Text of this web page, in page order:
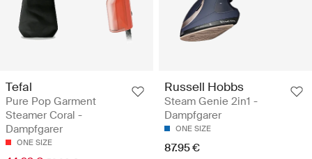
Tefal
Pure Pop Garment
Steamer Coral -
Dampfgarer
ONE SIZE
Russell Hobbs
Steam Genie 2in1 -
Dampfgarer
ONE SIZE
87.95 €